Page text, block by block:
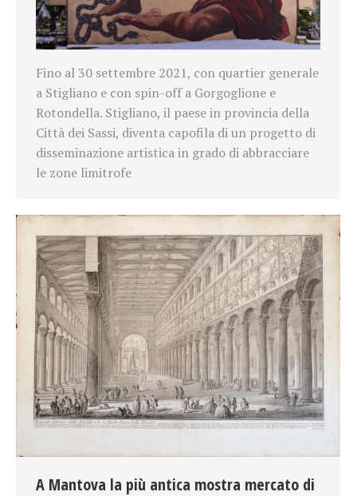
Fino al 30 settembre 2021, con quartier generale
a Stigliano e con spin-off a Gorgoglione e
Rotondella. Stigliano, il paese in provincia della
Città dei Sassi, diventa capofila di un progetto di
disseminazione artistica in grado di abbracciare
le zone limitrofe
A Mantova la più antica mostra mercato di